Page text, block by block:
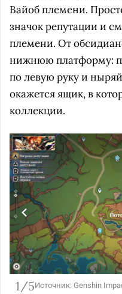
Вайоб племени.
значок репутации и
племени. От
нижнюю платформу:
по левую руку и
окажется ящик, в
коллекции.
1/5Источник: Genshin